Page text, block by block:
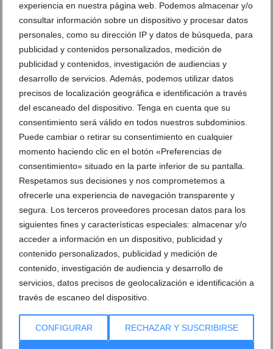
experiencia en nuestra página web. Podemos almacenar y/o
consultar información sobre un dispositivo y procesar datos
personales, como su dirección IP y datos de búsqueda, para
publicidad y contenidos personalizados, medición de
publicidad y contenidos, investigación de audiencias y
desarrollo de servicios. Además, podemos utilizar datos
precisos de localización geográfica e identificación a través
del escaneado del dispositivo. Tenga en cuenta que su
consentimiento será válido en todos nuestros subdominios.
Puede cambiar o retirar su consentimiento en cualquier
momento haciendo clic en el botón «Preferencias de
consentimiento» situado en la parte inferior de su pantalla.
Respetamos sus decisiones y nos comprometemos a
ofrecerle una experiencia de navegación transparente y
segura. Los terceros proveedores procesan datos para los
siguientes fines y características especiales: almacenar y/o
acceder a información en un dispositivo, publicidad y
contenido personalizados, publicidad y medición de
contenido, investigación de audiencia y desarrollo de
servicios, datos precisos de geolocalización e identificación a
través de escaneo del dispositivo.
CONFIGURAR RECHAZAR Y SUSCRIBIRSE
Casa histórica con piscina privada en el corazón de
Xàbia
10 de febrero de 2026